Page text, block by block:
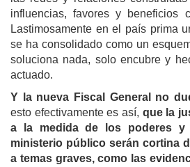
influencias, favores y beneficios
Lastimosamente en el país prima
se ha consolidado como un
soluciona nada, solo encubre y
actuado.
Y la nueva Fiscal General no
esto efectivamente es así, que la
a la medida de los poderes y
ministerio público serán cortina
a temas graves, como las